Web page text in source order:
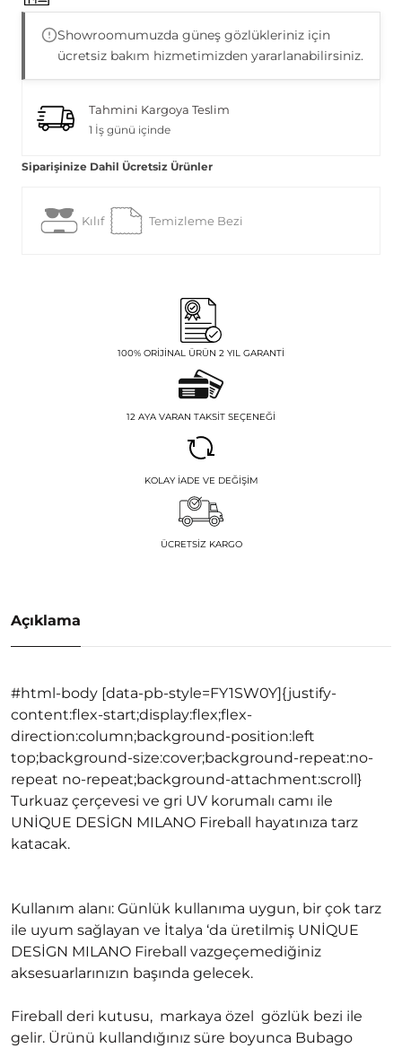
Showroomumuzda güneş gözlükleriniz için
ücretsiz bakım hizmetimizden yararlanabilirsiniz.
Tahmini Kargoya Teslim
1 İş günü içinde
Siparişinize Dahil Ücretsiz Ürünler
Kılıf Temizleme Bezi
100% ORIJINAL ÜRÜN 2 YIL GARANTI
12 AYA VARAN TAKSIT SEÇENEĞI
KOLAY İADE VE DEĞIŞIM
ÜCRETSIZ KARGO
Açıklama
#html-body [data-pb-style=FY1SW0Y]{justify-
content:flex-start;display:flex;flex-
direction:column;background-position:left
top;background-size:cover;background-repeat:no-
repeat no-repeat;background-attachment:scroll}
Turkuaz çerçevesi ve gri UV korumalı camı ile
UNİQUE DESİGN MILANO Fireball hayatınıza tarz
katacak.
Kullanım alanı: Günlük kullanıma uygun, bir çok tarz
ile uyum sağlayan ve İtalya ‘da üretilmiş UNİQUE
DESİGN MILANO Fireball vazgeçemediğiniz
aksesuarlarınızın başında gelecek.
Fireball deri kutusu, markaya özel gözlük bezi ile
gelir. Ürünü kullandığınız süre boyunca Bubago